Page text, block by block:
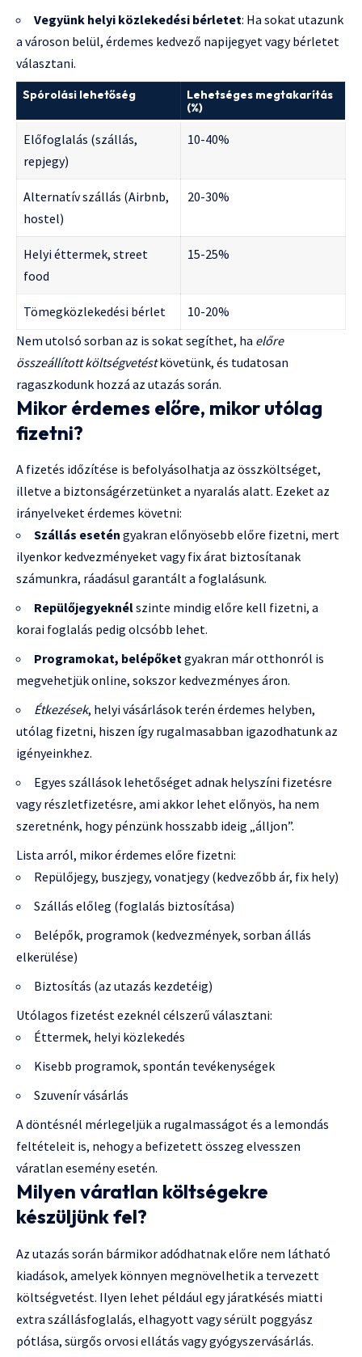
Vegyünk helyi közlekedési bérletet: Ha sokat utazunk
a városon belül, érdemes kedvező napijegyet vagy bérletet
választani.
Spórolási lehetőség
Lehetséges megtakarítás
(%)
Előfoglalás (szállás,
repjegy)
10-40%
Alternatív szállás (Airbnb,
hostel)
20-30%
Helyi éttermek, street
food
15-25%
Tömegközlekedési bérlet
10-20%
Nem utolsó sorban az is sokat segíthet, ha előre
összeállított költségvetéstkövetünk, és tudatosan
ragaszkodunk hozzá az utazás során.
Mikor érdemes előre, mikor utólag
fizetni?
A fizetés időzítése is befolyásolhatja az összköltséget,
illetve a biztonságérzetünket a nyaralás alatt. Ezeket az
irányelveket érdemes követni:
Szállás esetén gyakran előnyösebb előre fizetni, mert
ilyenkor kedvezményeket vagy fix árat biztosítanak
számunkra, ráadásul garantált a foglalásunk.
Repülőjegyeknélszinte mindig előre kell fizetni, a
korai foglalás pedig olcsóbb lehet.
Programokat, belépőketgyakran már otthonról is
megvehetjük online, sokszor kedvezményes áron.
Étkezések, helyi vásárlások terén érdemes helyben,
utólag fizetni, hiszen így rugalmasabban igazodhatunk az
igényeinkhez.
Egyes szállások lehetőséget adnak helyszíni fizetésre
vagy részletfizetésre, ami akkor lehet előnyös, ha nem
szeretnénk, hogy pénzünk hosszabb ideig „álljon”.
Lista arról, mikor érdemes előre fizetni:
Repülőjegy, buszjegy, vonatjegy (kedvezőbb ár, fix hely)
Szállás előleg (foglalás biztosítása)
Belépők, programok (kedvezmények, sorban állás
elkerülése)
Biztosítás (az utazás kezdetéig)
Utólagos fizetést ezeknél célszerű választani:
Éttermek, helyi közlekedés
Kisebb programok, spontán tevékenységek
Szuvenír vásárlás
A döntésnél mérlegeljük a rugalmasságot és a lemondás
feltételeit is, nehogy a befizetett összeg elvesszen
váratlan esemény esetén.
Milyen váratlan költségekre
készüljünk fel?
Az utazás során bármikor adódhatnak előre nem látható
kiadások, amelyek könnyen megnövelhetik a tervezett
költségvetést. Ilyen lehet például egy járatkésés miatti
extra szállásfoglalás, elhagyott vagy sérült poggyász
pótlása, sürgős orvosi ellátás vagy gyógyszervásárlás.